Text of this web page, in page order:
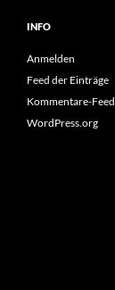
INFO
Anmelden
Feed der Einträge
Kommentare-Feed
WordPress.org